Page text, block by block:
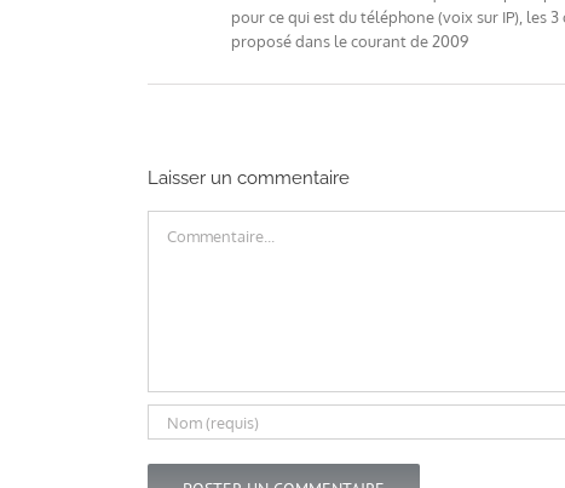
pour ce qui est du téléphone (voix sur IP), les
proposé dans le courant de 2009
Laisser un commentaire